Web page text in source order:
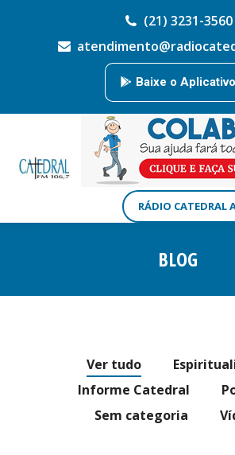
(21) 3231-3560
Baixe o Aplicativo
RÁDIO CATEDRAL
BLOG
Ver tudo
Informe Catedral
Sem categoria